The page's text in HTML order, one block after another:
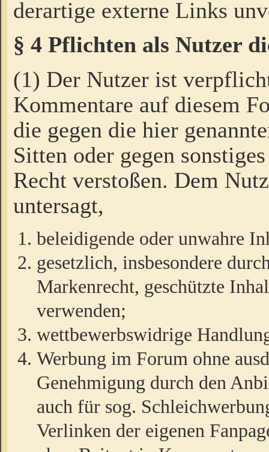
derartige externe Links
§ 4 Pflichten als Nutzer
(1) Der Nutzer ist
Kommentare auf diesem
die gegen die hier
Sitten oder gegen
Recht verstoßen. Dem
untersagt,
beleidigende oder unwahre
gesetzlich, insbesondere
Markenrecht, geschützte
verwenden;
wettbewerbswidrige
Werbung im Forum ohne
Genehmigung durch den
auch für sog.
Verlinken der eigenen